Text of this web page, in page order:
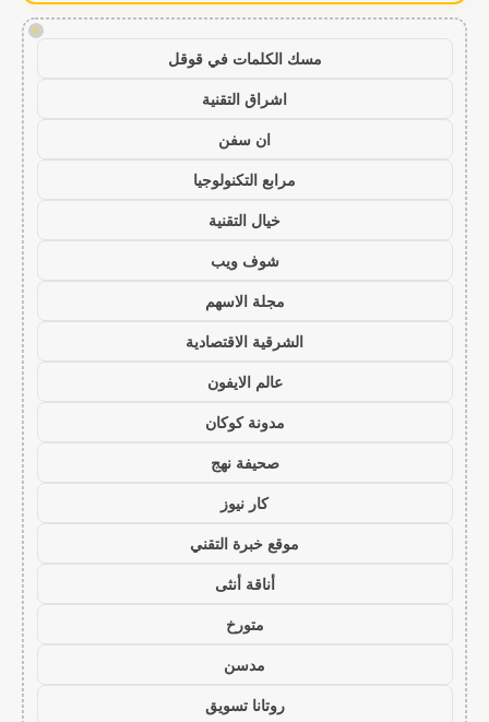
!
مسك الكلمات في قوقل
اشراق التقنية
ان سفن
مرابع التكنولوجيا
خيال التقنية
شوف ويب
مجلة الاسهم
الشرقية الاقتصادية
عالم الايفون
مدونة كوكان
صحيفة نهج
كار نيوز
موقع خبرة التقني
أناقة أنثى
متورخ
مدسن
روتانا تسويق